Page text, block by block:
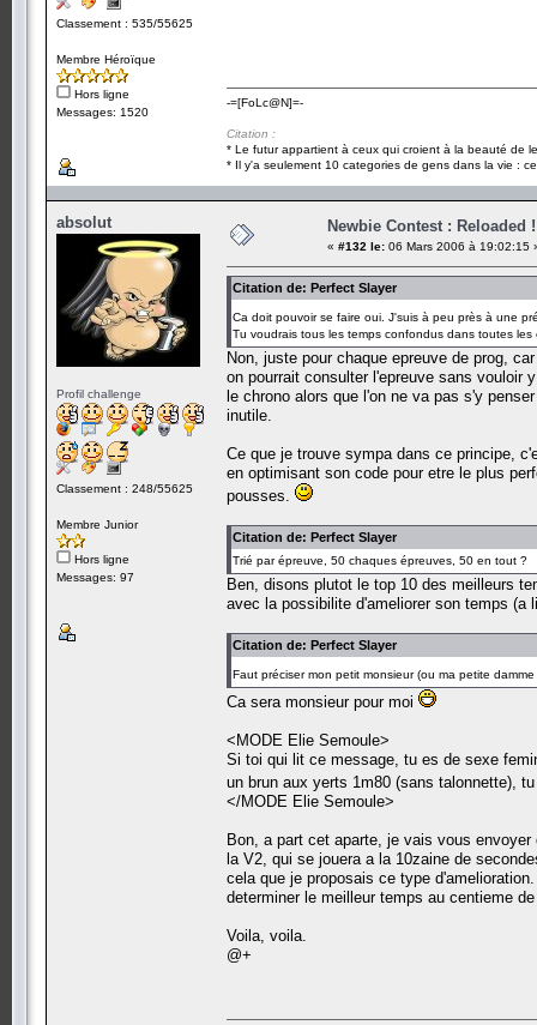
Classement : 535/55625
Membre Héroïque
Hors ligne
Messages: 1520
-=[FoLc@N]=-
Citation :
* Le futur appartient à ceux qui croient à la beauté de
* Il y'a seulement 10 categories de gens dans la vie :
absolut
Profil challenge
Classement : 248/55625
Membre Junior
Hors ligne
Messages: 97
Newbie Contest : Reloaded !
« #132 le: 06 Mars 2006 à 19:02:15
Citation de: Perfect Slayer
Ca doit pouvoir se faire oui. J'suis à peu près à une
Tu voudrais tous les temps confondus dans toutes les
Non, juste pour chaque epreuve de prog,
on pourrait consulter l'epreuve sans vouloir
le chrono alors que l'on ne va pas s'y
inutile.
Ce que je trouve sympa dans ce principe,
en optimisant son code pour etre le plus
pousses.
Citation de: Perfect Slayer
Trié par épreuve, 50 chaques épreuves, 50 en tout ?
Ben, disons plutot le top 10 des meilleurs
avec la possibilite d'ameliorer son temps (a
Citation de: Perfect Slayer
Faut préciser mon petit monsieur (ou ma petite damme
Ca sera monsieur pour moi
<MODE Elie Semoule>
Si toi qui lit ce message, tu es de sexe
un brun aux yerts 1m80 (sans talonnette),
</MODE Elie Semoule>
Bon, a part cet aparte, je vais vous
la V2, qui se jouera a la 10zaine de
cela que je proposais ce type
determiner le meilleur temps au centieme
Voila, voila.
@+